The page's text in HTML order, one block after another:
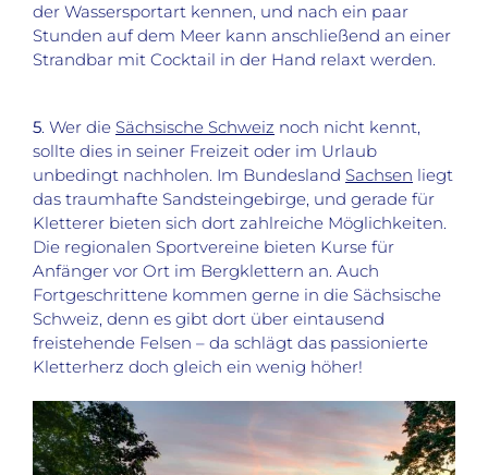
der Wassersportart kennen, und nach ein paar
Stunden auf dem Meer kann anschließend an einer
Strandbar mit Cocktail in der Hand relaxt werden.
5. Wer die Sächsische Schweiz noch nicht kennt,
sollte dies in seiner Freizeit oder im Urlaub
unbedingt nachholen. Im Bundesland Sachsen liegt
das traumhafte Sandsteingebirge, und gerade für
Kletterer bieten sich dort zahlreiche Möglichkeiten.
Die regionalen Sportvereine bieten Kurse für
Anfänger vor Ort im Bergklettern an. Auch
Fortgeschrittene kommen gerne in die Sächsische
Schweiz, denn es gibt dort über eintausend
freistehende Felsen – da schlägt das passionierte
Kletterherz doch gleich ein wenig höher!